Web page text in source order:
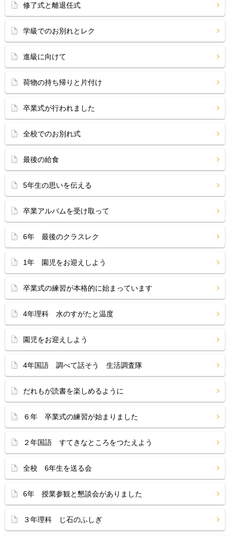
修了式と離退任式
学級でのお別れとレク
進級に向けて
荷物の持ち帰りと片付け
卒業式が行われました
全校でのお別れ式
最後の給食
5年生の思いを伝える
卒業アルバムを受け取って
6年 最後のクラスレク
1年 園児をお迎えしよう
卒業式の練習が本格的に始まっています
4年理科 水のすがたと温度
園児をお迎えしよう
4年国語 調べて話そう 生活調査隊
だれもが読書を楽しめるように
６年 卒業式の練習が始まりました
２年国語 すてきなところをつたえよう
全校 6年生を送る会
6年 授業参観と懇談会がありました
３年理科 じ石のふしぎ